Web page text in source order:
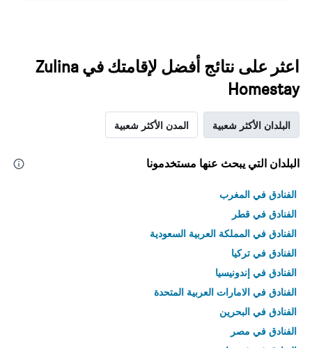
اعثر على نتائج أفضل لإقامتك في Zulina
Homestay
البلدان الأكثر شعبية المدن الأكثر شعبية
البلدان التي يبحث عنها مستخدمونا
الفنادق في المغرب
الفنادق في قطر
الفنادق في المملكة العربية السعودية
الفنادق في تركيا
الفنادق في إندونيسيا
الفنادق في الامارات العربية المتحدة
الفنادق في البحرين
الفنادق في مصر